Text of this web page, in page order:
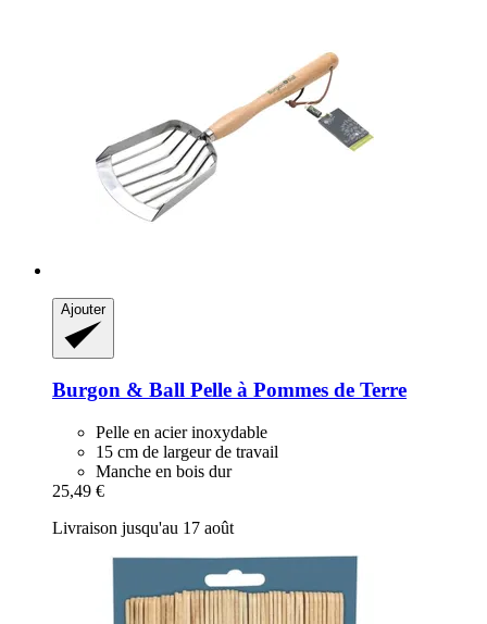
Ajouter
Burgon & Ball Pelle à Pommes de Terre
Pelle en acier inoxydable
15 cm de largeur de travail
Manche en bois dur
25,49 €
Livraison jusqu'au 17 août